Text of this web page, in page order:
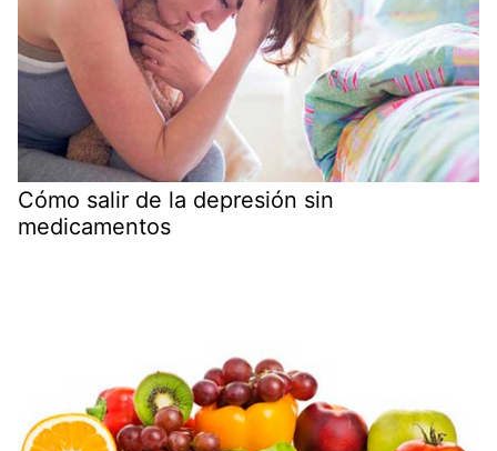
Cómo salir de la depresión sin
medicamentos